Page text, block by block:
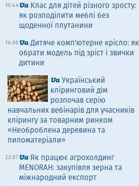
10:44
Клас для дітей різного зросту:
як розподілити меблі без
щоденної плутанини
14:00
Дитяче комп’ютерне крісло: як
обрати модель під зріст і звички
дитини
Український
кліринговий дім
розпочав серію
навчальних вебінарів для учасників
клірингу за товарним ринком
«Необроблена деревина та
пиломатеріали»
22:07
Як працює агрохолдинг
MENORAH: закупівля зерна та
міжнародний експорт